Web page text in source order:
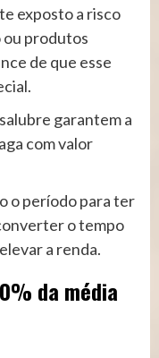
exposto a risco
ou produtos
de que esse
garantem a
com valor
o período para ter
o tempo
a renda.
da média